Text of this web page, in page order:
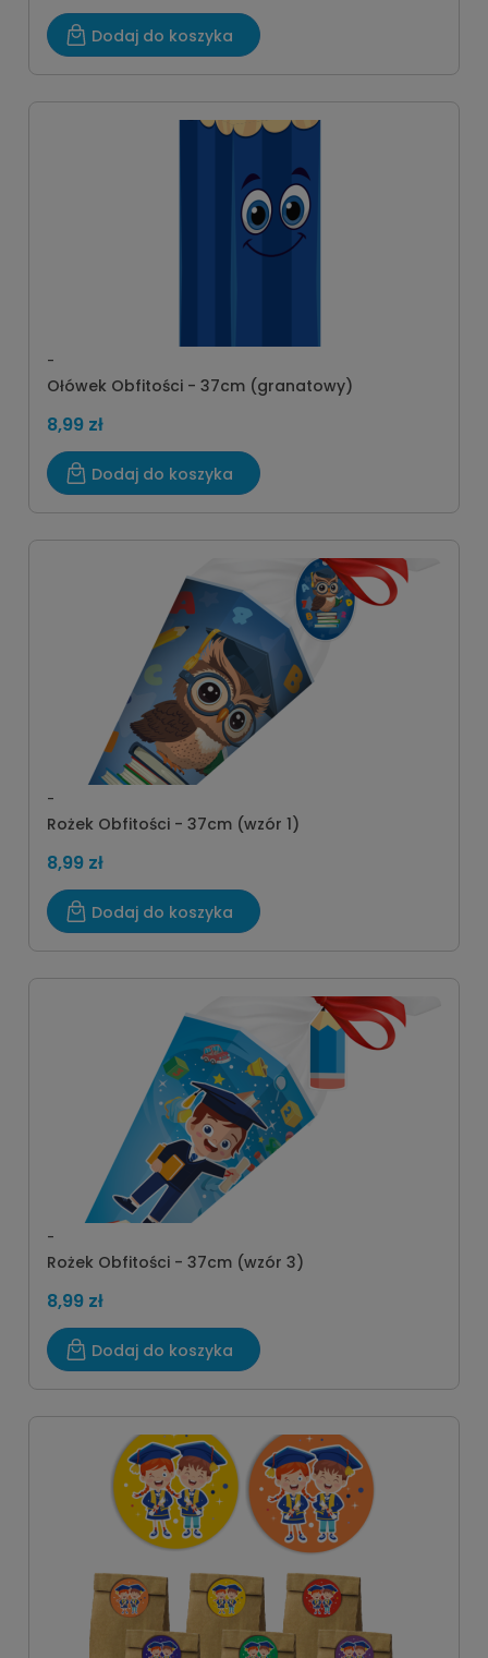
Dodaj do koszyka
-
Ołówek Obfitości - 37cm (granatowy)
8,99 zł
Dodaj do koszyka
-
Rożek Obfitości - 37cm (wzór 1)
8,99 zł
Dodaj do koszyka
-
Rożek Obfitości - 37cm (wzór 3)
8,99 zł
Dodaj do koszyka